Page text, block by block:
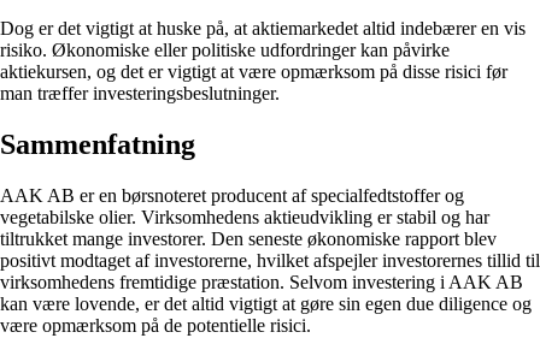
Dog er det vigtigt at huske på, at aktiemarkedet altid indebærer en vis
risiko. Økonomiske eller politiske udfordringer kan påvirke
aktiekursen, og det er vigtigt at være opmærksom på disse risici før
man træffer investeringsbeslutninger.
Sammenfatning
AAK AB er en børsnoteret producent af specialfedtstoffer og
vegetabilske olier. Virksomhedens aktieudvikling er stabil og har
tiltrukket mange investorer. Den seneste økonomiske rapport blev
positivt modtaget af investorerne, hvilket afspejler investorernes tillid til
virksomhedens fremtidige præstation. Selvom investering i AAK AB
kan være lovende, er det altid vigtigt at gøre sin egen due diligence og
være opmærksom på de potentielle risici.